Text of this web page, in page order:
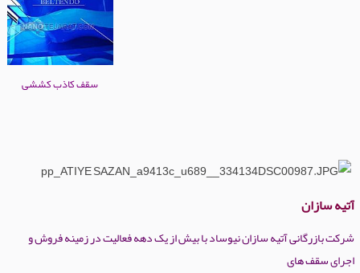
سقف کاذب کششی
آتیه سازان
شرکت بازرگانی آتیه سازان نیوساد با بیش از یک دهه فعالیت در زمینه فروش و
اجرای سقف های